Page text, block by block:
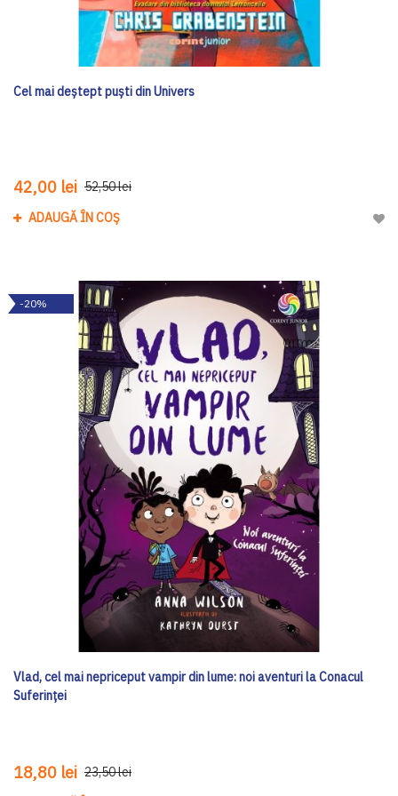
Cel mai deștept puști din Univers
42,00 lei 52,50 lei
ADAUGĂ ÎN COȘ
-20%
Vlad, cel mai nepriceput vampir din lume: noi aventuri la Conacul
Suferinței
18,80 lei 23,50 lei